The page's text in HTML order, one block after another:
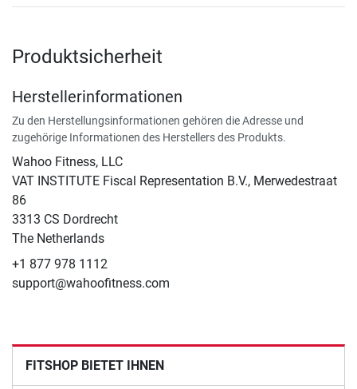
Produktsicherheit
Herstellerinformationen
Zu den Herstellungsinformationen gehören die Adresse und
zugehörige Informationen des Herstellers des Produkts.
Wahoo Fitness, LLC
VAT INSTITUTE Fiscal Representation B.V., Merwedestraat
86
3313 CS Dordrecht
The Netherlands
+1 877 978 1112
support@wahoofitness.com
FITSHOP BIETET IHNEN